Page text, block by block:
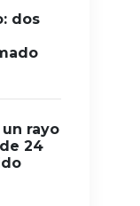
dos
rayo
24